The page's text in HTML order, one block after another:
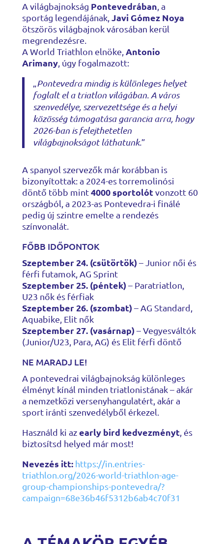
A világbajnokság Pontevedrában , a
sportág legendájának, Javi Gómez Noya
ötszörös világbajnok városában kerül
megrendezésre.
A World Triathlon elnöke, Antonio
Arimany, úgy fogalmazott:
Pontevedra mindig is különleges helyet
foglalt el a triatlon világában. A város
szenvedélye, szervezettsége és a helyi
közösség támogatása garancia arra, hogy
2026-ban is felejthetetlen
világbajnokságot láthatunk.”
A spanyol szervezők már korábban is
bizonyítottak: a 2024-es torremolinósi
döntő több mint4000 sportolót vonzott 60
országból, a 2023-as Pontevedra-i finálé
pedig új szintre emelte a rendezés
színvonalát.
FŐBB IDŐPONTOK
Szeptember 24. (csütörtök)– Junior női és
férfi futamok, AG Sprint
Szeptember 25. (péntek)– Paratriatlon,
U23 nők és férfiak
Szeptember 26. (szombat)– AG Standard,
Aquabike, Elit nők
Szeptember 27. (vasárnap)– Vegyesváltók
(Junior/U23, Para, AG) és Elit férfi döntő
NE MARADJ LE!
A pontevedrai világbajnokság különleges
élményt kínál minden triatlonistának – akár
a nemzetközi versenyhangulatért, akár a
sport iránti szenvedélyből érkezel.
Használd ki azearly bird kedvezményt , és
biztosítsd helyed már most!
Nevezés itt: https://in.entries-
triathlon.org/2026-world-triathlon-age-
group-championships-pontevedra/?
campaign=68e36b46f5312b6ab4c70f31